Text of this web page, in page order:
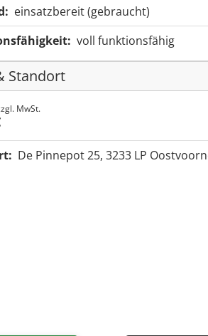
einsatzbereit (gebraucht)
voll funktionsfähig
Standort
MwSt.
De Pinnepot 25, 3233 LP